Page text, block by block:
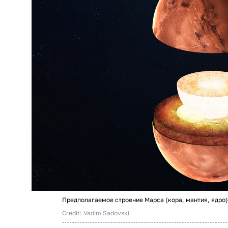
Предполагаемое строение Марса (кора, мантия,
Credit: Vadim Sadovski